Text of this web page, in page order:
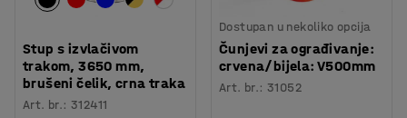
Stup s izvlačivom
trakom, 3650 mm,
brušeni čelik, crna traka
Art. br.:312411
Dostupan u nekoliko opcija
Čunjevi za ograđivanje:
crvena/bijela: V500mm
Art. br.:31052